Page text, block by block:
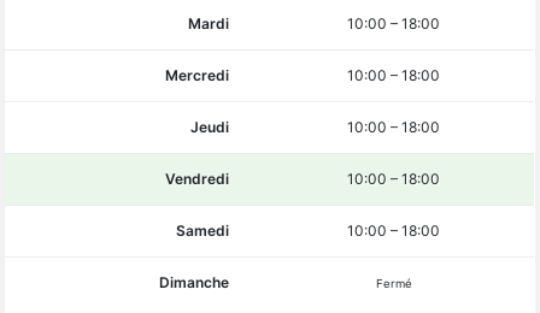
Mardi 10:00 –18:00
Mercredi 10:00 –18:00
Jeudi 10:00 –18:00
Vendredi 10:00 –18:00
Samedi 10:00 –18:00
Dimanche Fermé